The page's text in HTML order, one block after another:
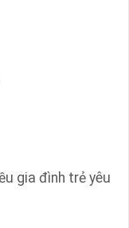
gia đình trẻ yêu